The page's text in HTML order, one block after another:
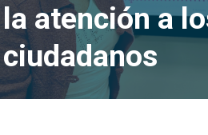
la atención a
ciudadanos